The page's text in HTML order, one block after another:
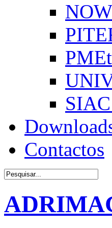
NOW
Contactos